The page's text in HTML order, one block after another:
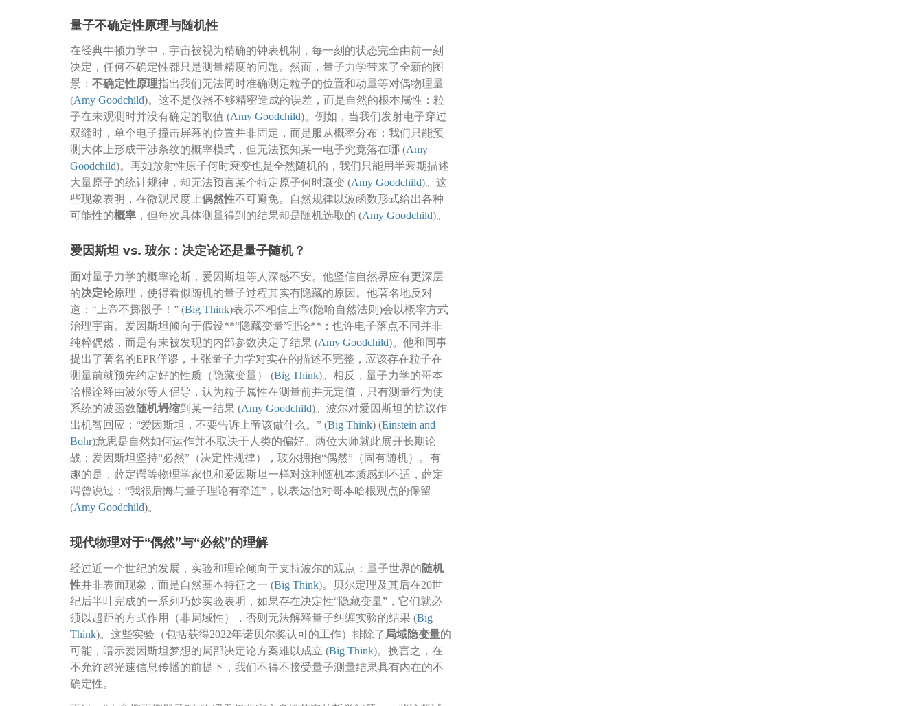
量子不确定性原理与随机性
在经典牛顿力学中，宇宙被视为精确的钟表机制，每一刻的状态完全由前一刻
决定，任何不确定性都只是测量精度的问题。然而，量子力学带来了全新的图
景： 不确定性原理指出我们无法同时准确测定粒子的位置和动量等对偶物理量
(Amy Goodchild)。这不是仪器不够精密造成的误差，而是自然的根本属性：粒
子在未观测时并没有确定的取值 (Amy Goodchild)。例如，当我们发射电子穿过
双缝时，单个电子撞击屏幕的位置并非固定，而是服从概率分布；我们只能预
测大体上形成干涉条纹的概率模式，但无法预知某一电子究竟落在哪 (Amy
Goodchild)。再如放射性原子何时衰变也是全然随机的，我们只能用半衰期描述
大量原子的统计规律，却无法预言某个特定原子何时衰变 (Amy Goodchild)。这
些现象表明，在微观尺度上偶然性不可避免。自然规律以波函数形式给出各种
可能性的概率 ，但每次具体测量得到的结果却是随机选取的 (Amy Goodchild)。
爱因斯坦 vs. 玻尔：决定论还是量子随机？
面对量子力学的概率论断，爱因斯坦等人深感不安。他坚信自然界应有更深层
的决定论原理，使得看似随机的量子过程其实有隐藏的原因。他著名地反对
道：“上帝不掷骰子！” (Big Think)表示不相信上帝(隐喻自然法则)会以概率方式
治理宇宙。爱因斯坦倾向于假设**“隐藏变量”理论**：也许电子落点不同并非
纯粹偶然，而是有未被发现的内部参数决定了结果 (Amy Goodchild)。他和同事
提出了著名的EPR佯谬，主张量子力学对实在的描述不完整，应该存在粒子在
测量前就预先约定好的性质（隐藏变量） (Big Think)。相反，量子力学的哥本
哈根诠释由波尔等人倡导，认为粒子属性在测量前并无定值，只有测量行为使
系统的波函数随机坍缩到某一结果 (Amy Goodchild)。波尔对爱因斯坦的抗议作
出机智回应：“爱因斯坦，不要告诉上帝该做什么。” (Big Think) (Einstein and
Bohr)意思是自然如何运作并不取决于人类的偏好。两位大师就此展开长期论
战：爱因斯坦坚持“必然”（决定性规律），玻尔拥抱“偶然”（固有随机）。有
趣的是，薛定谔等物理学家也和爱因斯坦一样对这种随机本质感到不适，薛定
谔曾说过：“我很后悔与量子理论有牵连”，以表达他对哥本哈根观点的保留
(Amy Goodchild)。
现代物理对于“偶然”与“必然”的理解
经过近一个世纪的发展，实验和理论倾向于支持波尔的观点：量子世界的随机
性并非表面现象，而是自然基本特征之一 (Big Think)。贝尔定理及其后在20世
纪后半叶完成的一系列巧妙实验表明，如果存在决定性“隐藏变量”，它们就必
须以超距的方式作用（非局域性），否则无法解释量子纠缠实验的结果 (Big
Think)。这些实验（包括获得2022年诺贝尔奖认可的工作）排除了 局域隐变量的
可能，暗示爱因斯坦梦想的局部决定论方案难以成立 (Big Think)。换言之，在
不允许超光速信息传播的前提下，我们不得不接受量子测量结果具有内在的不
确定性。